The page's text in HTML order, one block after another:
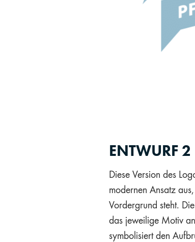
ENTWURF 2
Diese Version des
modernen Ansatz
Vordergrund steht.
das jeweilige Motiv
symbolisiert den